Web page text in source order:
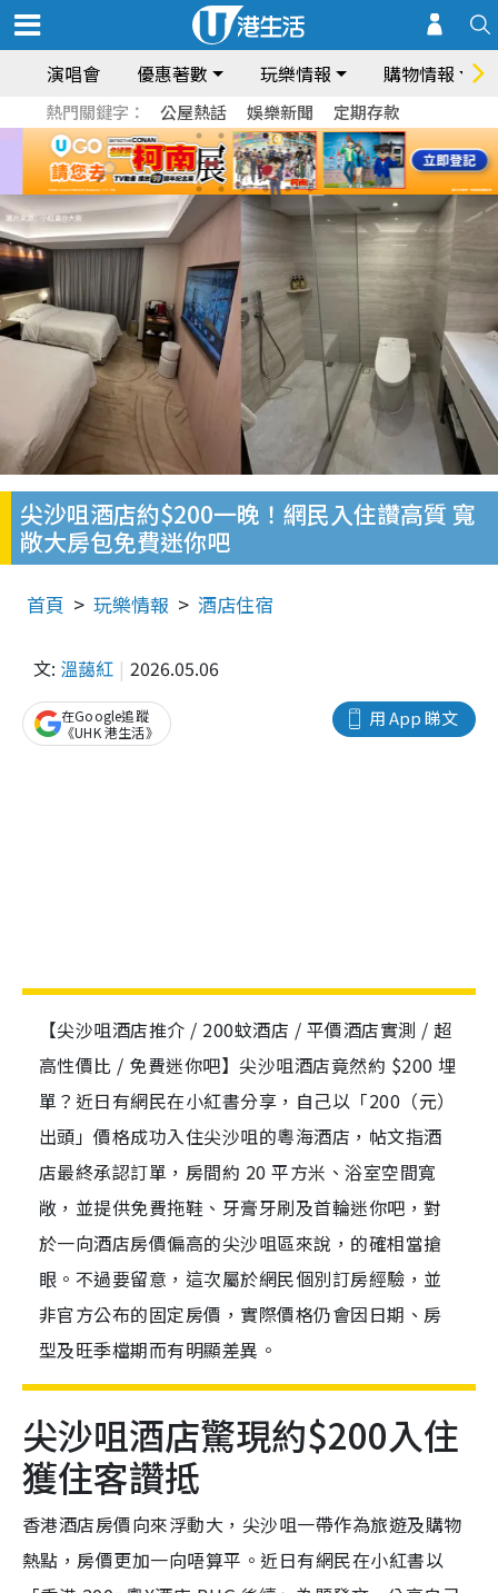
演唱會 優惠著數 玩樂情報 購物情報
熱門關鍵字： 公屋熱話 娛樂新聞 定期存款
尖沙咀酒店約$200一晚！網民入住讚高質 寬
敞大房包免費迷你吧
首頁 玩樂情報 酒店住宿
文: 溫藹紅 2026.05.06
用 App 睇文
在Google追蹤
《UHK 港生活》
【尖沙咀酒店推介 / 200蚊酒店 / 平價酒店實測 / 超
高性價比 / 免費迷你吧】尖沙咀酒店竟然約 $200 埋
單？近日有網民在小紅書分享，自己以「200（元）
出頭」價格成功入住尖沙咀的粵海酒店，帖文指酒
店最終承認訂單，房間約 20 平方米、浴室空間寬
敞，並提供免費拖鞋、牙膏牙刷及首輪迷你吧，對
於一向酒店房價偏高的尖沙咀區來說，的確相當搶
眼。不過要留意，這次屬於網民個別訂房經驗，並
非官方公布的固定房價，實際價格仍會因日期、房
型及旺季檔期而有明顯差異。
尖沙咀酒店驚現約$200入住
獲住客讚抵
香港酒店房價向來浮動大，尖沙咀一帶作為旅遊及購物
熱點，房價更加一向唔算平。近日有網民在小紅書以